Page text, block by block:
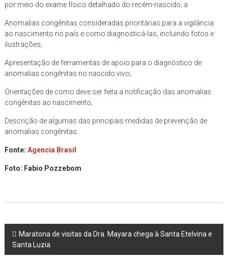
por meio do exame físico detalhado do recém-nascido; a
Anomalias congênitas consideradas prioritárias para a vigilância
ao nascimento no país e como diagnosticá-las, incluindo fotos e
ilustrações;
Apresentação de ferramentas de apoio para o diagnóstico de
anomalias congênitas no nascido vivo;
Orientações de como deve ser feita a notificação das anomalias
congênitas ao nascimento;
Descrição de algumas das principais medidas de prevenção de
anomalias congênitas.
Fonte: Agencia Brasil
Foto: Fabio Pozzebom
Post
navigation
Maratona de visitas da Dra. Mayara chega à Santa Etelvina e
Santa Luzia